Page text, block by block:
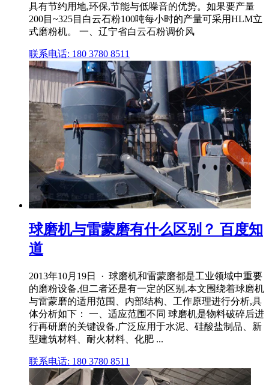
具有节约用地,环保,节能与低噪音的优势。如果要产量
200目~325目白云石粉100吨每小时的产量可采用HLM立
式磨粉机。 一、辽宁省白云石粉调价风
联系电话: 180 3780 8511
球磨机与雷蒙磨有什么区别？ 百度知
道
2013年10月19日 · 球磨机和雷蒙磨都是工业领域中重要
的磨粉设备,但二者还是有一定的区别,本文围绕着球磨机
与雷蒙磨的适用范围、内部结构、工作原理进行分析,具
体分析如下： 一、适应范围不同 球磨机是物料破碎后进
行再研磨的关键设备,广泛应用于水泥、硅酸盐制品、新
型建筑材料、耐火材料、化肥 ...
联系电话: 180 3780 8511